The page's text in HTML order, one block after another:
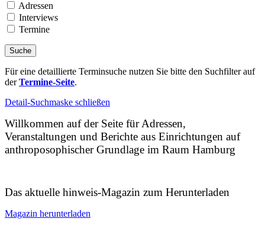
Adressen
Interviews
Termine
Für eine detaillierte Terminsuche nutzen Sie bitte den Suchfilter auf
derTermine-Seite.
Detail-Suchmaske schließen
Willkommen auf der Seite für Adressen,
Veranstaltungen und Berichte aus Einrichtungen auf
anthroposophischer Grundlage im Raum Hamburg
Das aktuelle hinweis-Magazin zum Herunterladen
Magazin herunterladen